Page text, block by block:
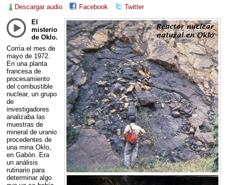
Descargar audio Facebook Twitter
El
misterio
de Oklo.
Corría el mes de
mayo de 1972.
En una planta
francesa de
procesamiento
del combustible
nuclear, un grupo
de
investigadores
analizaba las
muestras de
mineral de uranio
procedentes de
una mina Oklo,
en Gabón. Era
un análisis
rutinario para
determinar algo